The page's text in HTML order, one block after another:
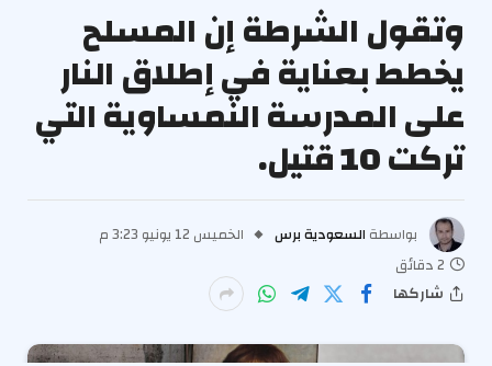
وتقول الشرطة إن المسلح
يخطط بعناية في إطلاق النار
على المدرسة النمساوية التي
تركت 10 قتيل.
بواسطة السعودية برس
الخميس 12 يونيو 3:23 م
2 دقائق
شاركها